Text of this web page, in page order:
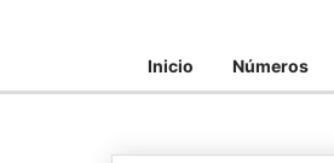
Inicio Números